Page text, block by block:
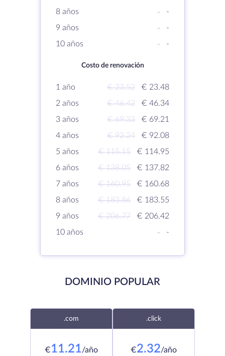
8 años
-
-
9 años
-
-
10 años
- -
Costo de renovación
1 año € 23.52
€ 23.48
2 años
€ 46.42
€ 46.34
3 años
€ 69.33
€ 69.21
4 años
€ 92.24
€ 92.08
5 años
€ 115.15
€ 114.95
6 años
€ 138.05
€ 137.82
7 años
€ 160.95
€ 160.68
8 años
€ 183.86
€ 183.55
9 años
€ 206.77
€ 206.42
10 años
- -
DOMINIO POPULAR
.com
€11.21/año
.click
€2.32/año